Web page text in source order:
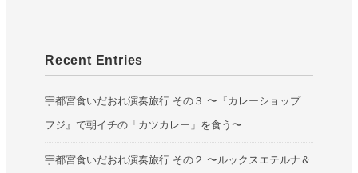
Recent Entries
宇都宮食いだおれ演奏旅行 その３ 〜『カレーショップ
フジ』で朝イチの「カツカレー」を食う〜
宇都宮食いだおれ演奏旅行 その２ 〜ルックスエテルナ＆